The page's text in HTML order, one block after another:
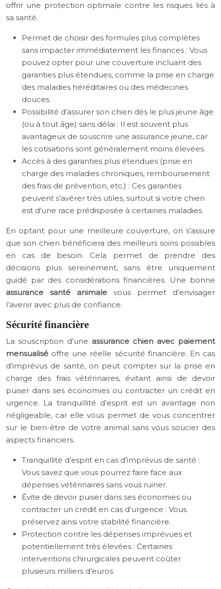
offrir une protection optimale contre les risques liés à
sa santé.
Permet de choisir des formules plus complètes
sans impacter immédiatement les finances : Vous
pouvez opter pour une couverture incluant des
garanties plus étendues, comme la prise en charge
des maladies héréditaires ou des médecines
douces.
Possibilité d’assurer son chien dès le plus jeune âge
(ou à tout âge) sans délai : Il est souvent plus
avantageux de souscrire une assurance jeune, car
les cotisations sont généralement moins élevées.
Accès à des garanties plus étendues (prise en
charge des maladies chroniques, remboursement
des frais de prévention, etc.) : Ces garanties
peuvent s’avérer très utiles, surtout si votre chien
est d’une race prédisposée à certaines maladies.
En optant pour une meilleure couverture, on s’assure
que son chien bénéficiera des meilleurs soins possibles
en cas de besoin. Cela permet de prendre des
décisions plus sereinement, sans être uniquement
guidé par des considérations financières. Une bonne
assurance santé animale vous permet d’envisager
l’avenir avec plus de confiance.
Sécurité financière
La souscription d’une assurance chien avec paiement
mensualisé offre une réelle sécurité financière. En cas
d’imprévus de santé, on peut compter sur la prise en
charge des frais vétérinaires, évitant ainsi de devoir
puiser dans ses économies ou contracter un crédit en
urgence. La tranquillité d’esprit est un avantage non
négligeable, car elle vous permet de vous concentrer
sur le bien-être de votre animal sans vous soucier des
aspects financiers.
Tranquillité d’esprit en cas d’imprévus de santé :
Vous savez que vous pourrez faire face aux
dépenses vétérinaires sans vous ruiner.
Évite de devoir puiser dans ses économies ou
contracter un crédit en cas d’urgence : Vous
préservez ainsi votre stabilité financière.
Protection contre les dépenses imprévues et
potentiellement très élevées : Certaines
interventions chirurgicales peuvent coûter
plusieurs milliers d’euros.